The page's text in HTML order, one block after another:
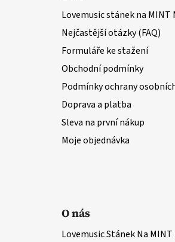
Lovemusic stánek na MINT
Nejčastější otázky (FAQ)
Formuláře ke stažení
Obchodní podmínky
Podmínky ochrany
Doprava a platba
Sleva na první nákup
Moje objednávka
O nás
Lovemusic Stánek Na